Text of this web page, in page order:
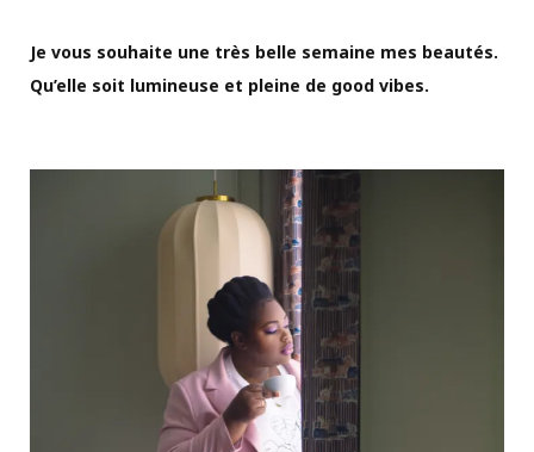
Je vous souhaite une très belle semaine mes beautés.
Qu’elle soit lumineuse et pleine de good vibes.